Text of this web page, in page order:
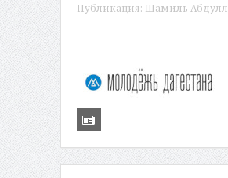
Публикация: Шамиль